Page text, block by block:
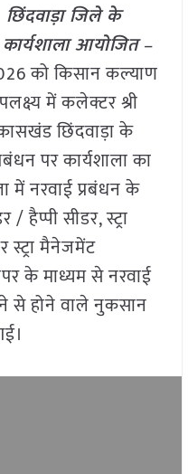
छिंदवाड़ा जिले के
आयोजित–
को किसान कल्याण
में कलेक्टर श्री
छिंदवाड़ा के
पर कार्यशाला का
में नरवाई प्रबंधन के
हैप्पी सीडर, स्ट्रा
स्ट्रा मैनेजमेंट
के माध्यम से नरवाई
से होने वाले नुकसान